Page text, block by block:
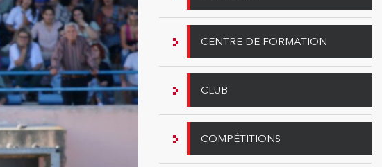
CENTRE DE FORMATION
CLUB
COMPÉTITIONS